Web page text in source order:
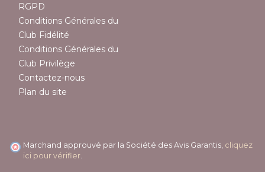
RGPD
Conditions Générales du
Club Fidélité
Conditions Générales du
Club Privilège
Contactez-nous
Plan du site
Marchand approuvé par la Société des Avis Garantis, cliquez
ici pour vérifier